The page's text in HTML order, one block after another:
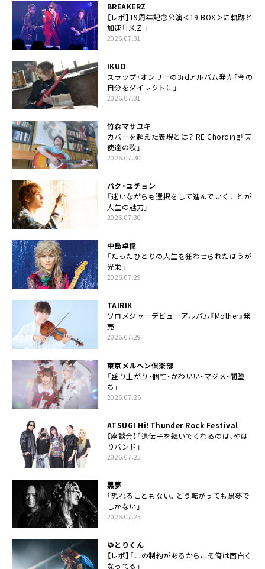
BREAKERZ
【レポ】19周年記念公演＜19 BOX＞に軌跡と
加速「I.K.Z.」
2026.07.31
IKUO
スラップ・オンリーの3rdアルバム発売「今の
自分をダイレクトに」
2026.07.31
竹森マサユキ
カバーを超えた表現とは？ RE:Chording「天
使達の歌」
2026.07.30
パク・ユチョン
「迷いながらも選択をして進んでいくことが
人生の魅力」
2026.07.30
中島卓偉
「たったひとりの人生を狂わせられたほうが
光栄」
2026.07.29
TAIRIK
ソロメジャーデビューアルバム『Mother』発
売
2026.07.29
東京メルヘン倶楽部
「盛り上がり・個性・かわいい・マジメ・闇堕
ち」
2026.07.26
ATSUGI Hi！Thunder Rock Festival
【座談会】「遺伝子を継いでくれるのは、やは
りバンド」
2026.07.25
黒夢
「恐れることもない。どう転がっても黒夢で
しかない」
2026.07.25
ゆとりくん
【レポ】「この制約があるからこそ俺は面白く
なってる」